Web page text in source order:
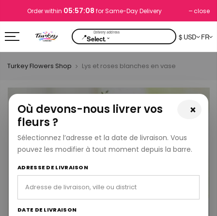
Order within 05:57:08 for Same-Day Delivery close
📍Select.⌄ $ USD FR
×
Où devons-nous livrer vos
fleurs ?
Sélectionnez l’adresse et la date de livraison. Vous
pouvez les modifier à tout moment depuis la barre.
ADRESSE DE LIVRAISON
DATE DE LIVRAISON
Turkey Flowers Shop Lys et roses blanches en vase